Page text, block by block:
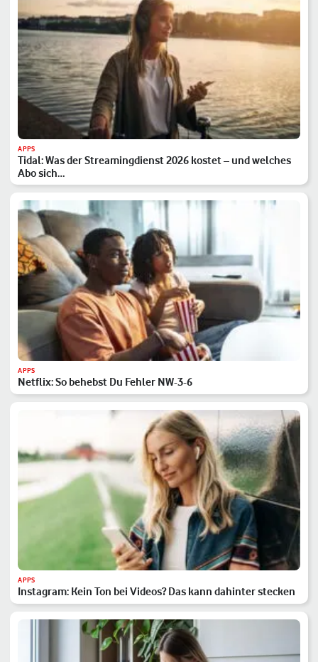
APPS
Tidal: Was der Streamingdienst 2026 kostet – und welches
Abo sich…
APPS
Netflix: So behebst Du Fehler NW-3-6
APPS
Instagram: Kein Ton bei Videos? Das kann dahinter stecken